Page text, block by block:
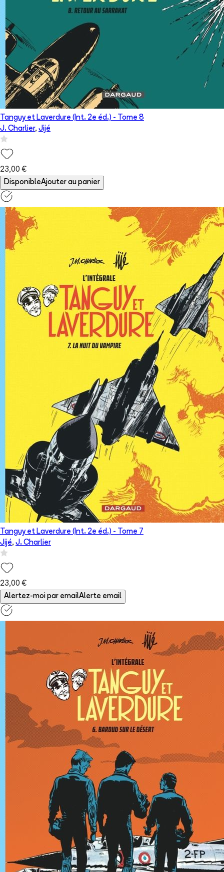
Tanguy et Laverdure (Int. 2e éd.) - Tome 8
J. Charlier, Jijé
23,00 €
DisponibleAjouter au panier
Tanguy et Laverdure (Int. 2e éd.) - Tome 7
Jijé, J. Charlier
23,00 €
Alertez-moi par emailAlerte email